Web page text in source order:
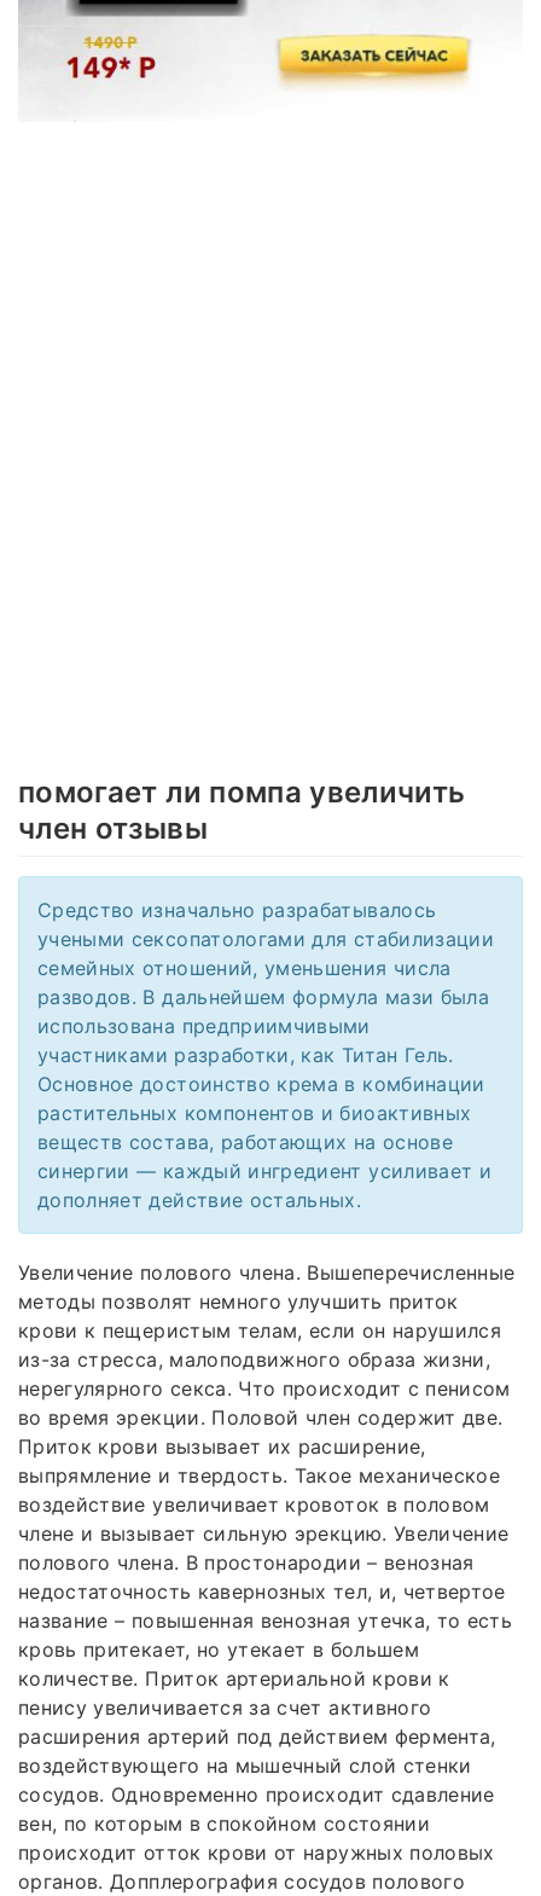
помогает ли помпа увеличить
член отзывы
Средство изначально разрабатывалось
учеными сексопатологами для стабилизации
семейных отношений, уменьшения числа
разводов. В дальнейшем формула мази была
использована предприимчивыми
участниками разработки, как Титан Гель.
Основное достоинство крема в комбинации
растительных компонентов и биоактивных
веществ состава, работающих на основе
синергии — каждый ингредиент усиливает и
дополняет действие остальных.
Увеличение полового члена. Вышеперечисленные
методы позволят немного улучшить приток
крови к пещеристым телам, если он нарушился
из-за стресса, малоподвижного образа жизни,
нерегулярного секса. Что происходит с пенисом
во время эрекции. Половой член содержит две.
Приток крови вызывает их расширение,
выпрямление и твердость. Такое механическое
воздействие увеличивает кровоток в половом
члене и вызывает сильную эрекцию. Увеличение
полового члена. В простонародии – венозная
недостаточность кавернозных тел, и, четвертое
название – повышенная венозная утечка, то есть
кровь притекает, но утекает в большем
количестве. Приток артериальной крови к
пенису увеличивается за счет активного
расширения артерий под действием фермента,
воздействующего на мышечный слой стенки
сосудов. Одновременно происходит сдавление
вен, по которым в спокойном состоянии
происходит отток крови от наружных половых
органов. Допплерография сосудов полового